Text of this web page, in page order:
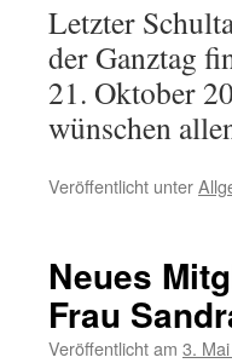
Letzter
der Ganztag
21. Oktober
wünschen
Veröffentlicht unter
Neues
Frau
Veröffentlicht am 3.